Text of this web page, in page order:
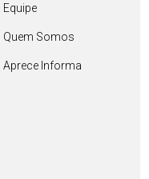
Equipe
Quem Somos
Aprece Informa